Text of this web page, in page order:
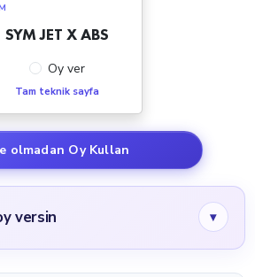
SYM JET X ABS
Oy ver
Tam teknik sayfa
olmadan Oy Kullan
versin ▾